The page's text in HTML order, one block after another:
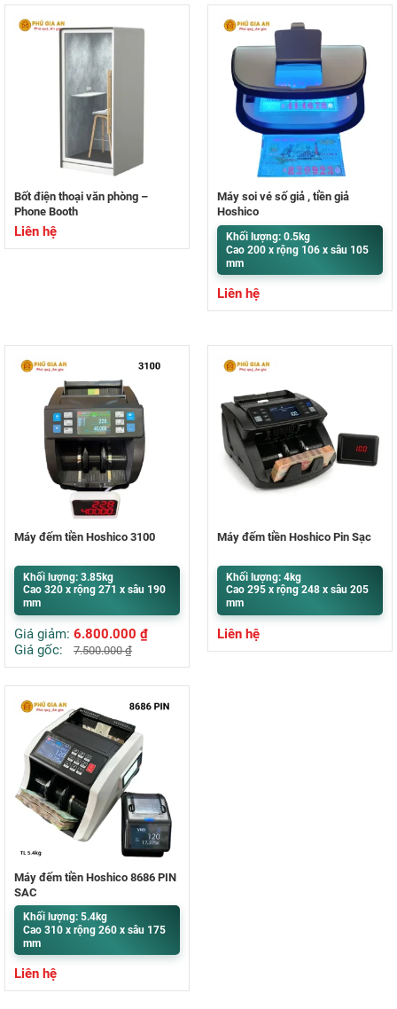
Bốt điện thoại văn phòng –
Phone Booth
Liên hệ
Máy soi vé số giả , tiền giả
Hoshico
Khối lượng: 0.5kg
Cao 200 x rộng 106 x sâu 105
mm
Liên hệ
Máy đếm tiền Hoshico 3100
Khối lượng: 3.85kg
Cao 320 x rộng 271 x sâu 190
mm
Giá giảm: 6.800.000 ₫
Giá gốc:
7.500.000₫
Máy đếm tiền Hoshico Pin Sạc
Khối lượng: 4kg
Cao 295 x rộng 248 x sâu 205
mm
Liên hệ
Máy đếm tiền Hoshico 8686 PIN
SẠC
Khối lượng: 5.4kg
Cao 310 x rộng 260 x sâu 175
mm
Liên hệ